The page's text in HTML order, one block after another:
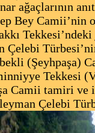
ağaçlarının
Bey Camii’nin
Çelebi
(Şeyhpaşa)
Tekkesi
Camii tamiri ve
Çelebi